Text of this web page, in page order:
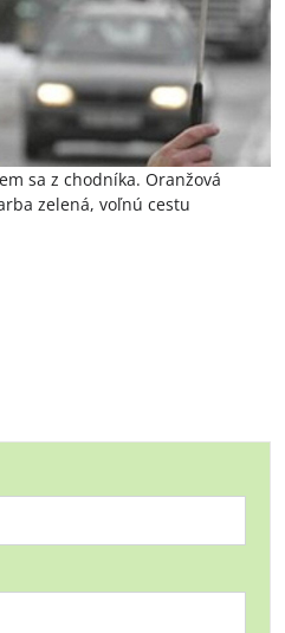
sa z chodníka. Oranžová
zelená, voľnú cestu